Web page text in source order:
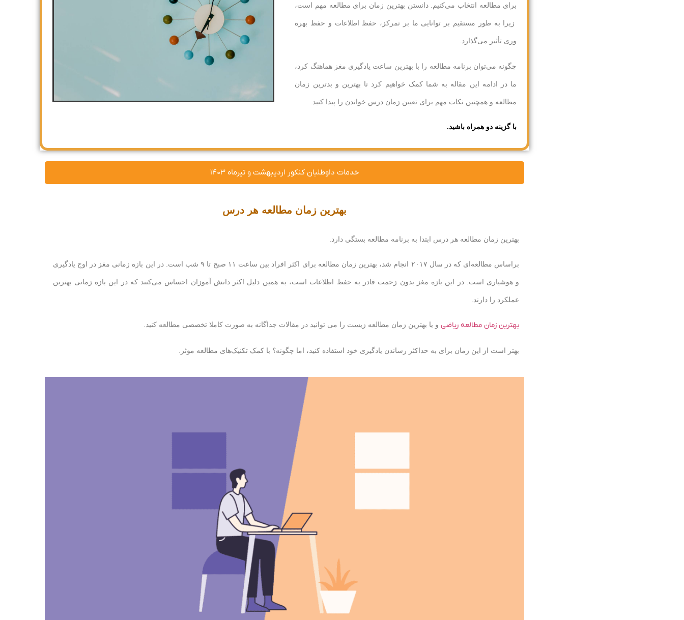
برای مطالعه انتخاب می‌کنیم. دانستن بهترین زمان برای مطالعه مهم است،
زیرا به طور مستقیم بر توانایی ما بر تمرکز، حفظ اطلاعات و حفظ بهره
وری تأثیر می‌گذارد.
چگونه می‌توان برنامه مطالعه را با بهترین ساعت یادگیری مغز هماهنگ کرد،
ما در ادامه این مقاله به شما کمک خواهیم کرد تا بهترین و بدترین زمان
مطالعه و همچنین نکات مهم برای تعیین زمان درس خواندن را پیدا کنید.
با گزینه دو همراه باشید.
خدمات داوطلبان کنکور اردیبهشت و تیرماه ۱۴۰۳
بهترین زمان مطالعه هر درس
بهترین زمان مطالعه هر درس ابتدا به برنامه مطالعه بستگی دارد.
براساس مطالعه‌ای که در سال ۲۰۱۷ انجام شد، بهترین زمان مطالعه برای اکثر افراد بین ساعت ۱۱ صبح تا ۹ شب است. در این بازه زمانی مغز در اوج یادگیری
و هوشیاری است. در این بازه مغز بدون زحمت قادر به حفظ اطلاعات است، به همین دلیل اکثر دانش آموزان احساس می‌کنند که در این بازه زمانی بهترین
عملکرد را دارند.
بهترین زمان مطالعه ریاضیو یا بهترین زمان مطالعه زیست را می توانید در مقالات جداگانه به صورت کاملا تخصصی مطالعه کنید.
بهتر است از این زمان برای به حداکثر رساندن یادگیری خود استفاده کنید، اما چگونه؟ با کمک تکنیک‌های مطالعه موثر.